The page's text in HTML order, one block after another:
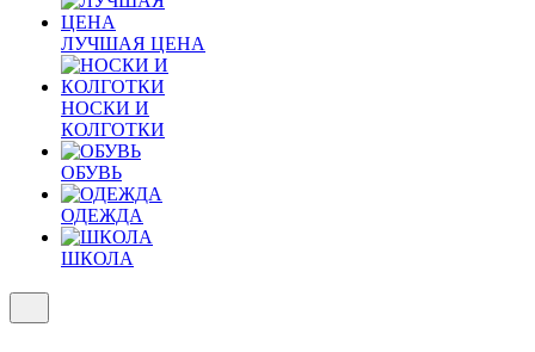
ЛУЧШАЯ ЦЕНА
НОСКИ И
КОЛГОТКИ
ОБУВЬ
ОДЕЖДА
ШКОЛА